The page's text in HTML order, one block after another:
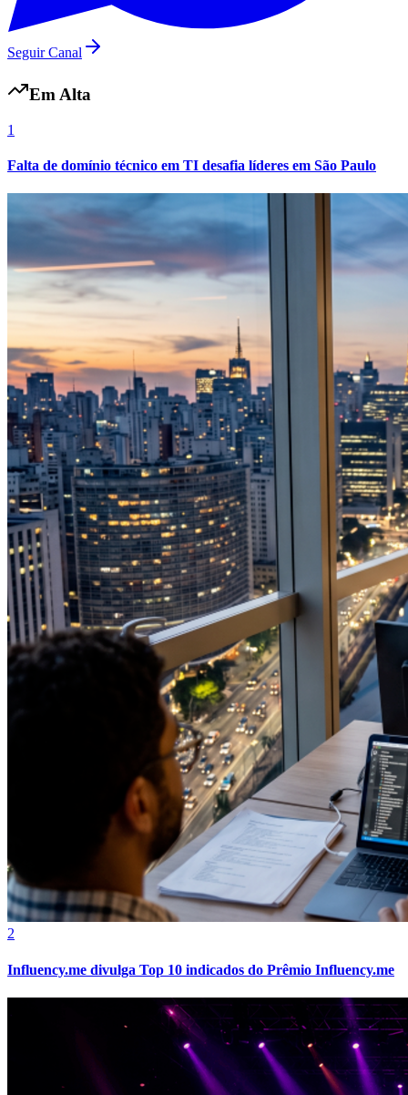
Bahia
Seguir Canal
Em Alta
1
Falta de domínio técnico em TI desafia líderes em São Paulo
2
Influency.me divulga Top 10 indicados do Prêmio Influency.me